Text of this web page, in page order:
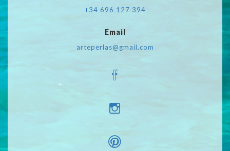
+34 696 127 394
Email
arteperlas@gmail.com